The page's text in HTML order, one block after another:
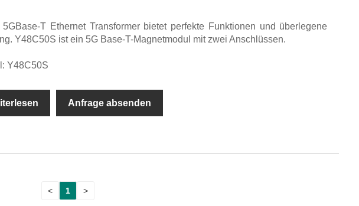
T Ethernet Transformer bietet perfekte Funktionen und überlegene
Y48C50S ist ein 5G Base-T-Magnetmodul mit zwei Anschlüssen.
Y48C50S
Anfrage absenden
< 1 >